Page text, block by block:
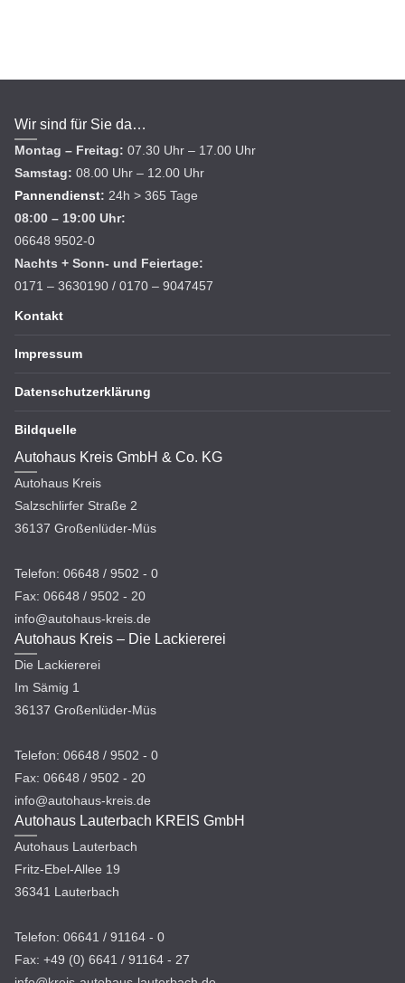
Wir sind für Sie da…
Montag – Freitag: 07.30 Uhr – 17.00 Uhr
Samstag: 08.00 Uhr – 12.00 Uhr
Pannendienst: 24h > 365 Tage
08:00 – 19:00 Uhr:
06648 9502-0
Nachts + Sonn- und Feiertage:
0171 – 3630190 / 0170 – 9047457
Kontakt
Impressum
Datenschutzerklärung
Bildquelle
Autohaus Kreis GmbH & Co. KG
Autohaus Kreis
Salzschlirfer Straße 2
36137 Großenlüder-Müs
Telefon: 06648 / 9502 - 0
Fax: 06648 / 9502 - 20
info@autohaus-kreis.de
Autohaus Kreis – Die Lackiererei
Die Lackiererei
Im Sämig 1
36137 Großenlüder-Müs
Telefon: 06648 / 9502 - 0
Fax: 06648 / 9502 - 20
info@autohaus-kreis.de
Autohaus Lauterbach KREIS GmbH
Autohaus Lauterbach
Fritz-Ebel-Allee 19
36341 Lauterbach
Telefon: 06641 / 91164 - 0
Fax: +49 (0) 6641 / 91164 - 27